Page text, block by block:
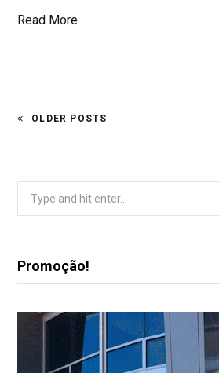
Read More
OLDER POSTS
Search
Promoção!